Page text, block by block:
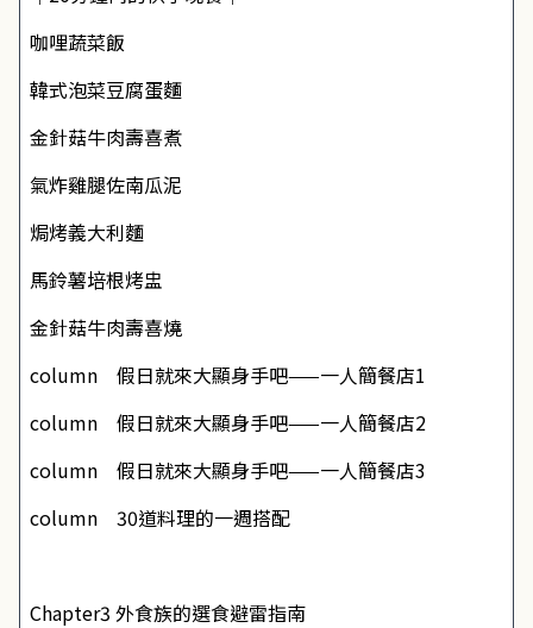
咖哩蔬菜飯
韓式泡菜豆腐蛋麵
金針菇牛肉壽喜煮
氣炸雞腿佐南瓜泥
焗烤義大利麵
馬鈴薯培根烤盅
金針菇牛肉壽喜燒
column 假日就來大顯身手吧——一人簡餐店1
column 假日就來大顯身手吧——一人簡餐店2
column 假日就來大顯身手吧——一人簡餐店3
column 30道料理的一週搭配
Chapter3 外食族的選食避雷指南